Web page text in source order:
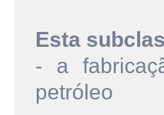
Esta
- a
petróleo